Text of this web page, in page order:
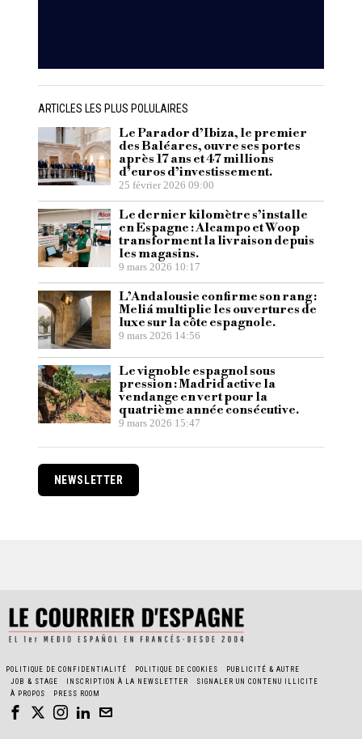
ARTICLES LES PLUS POLULAIRES
Le Parador d’Ibiza, le premier
des Baléares, ouvre ses portes
après 17 ans et 47 millions
d’euros d’investissement.
25 février 2026 09:00
Le dernier kilomètre s’installe
en Espagne : Alcampo et Woop
transforment la livraison depuis
les magasins.
9 mars 2026 10:17
L’Andalousie confirme son rang :
Meliá multiplie les ouvertures de
luxe sur la côte espagnole.
9 mars 2026 14:56
Le vignoble espagnol sous
pression : Madrid active la
vendange en vert pour la
quatrième année consécutive.
9 mars 2026 15:47
NEWSLETTER
POLITIQUE DE CONFIDENTIALITÉ POLITIQUE DE COOKIES
PUBLICITÉ & AUTRE
JOB & STAGE
INSCRIPTION À LA NEWSLETTER
SIGNALER UN CONTENU ILLICITE
À PROPOS
PRESS ROOM